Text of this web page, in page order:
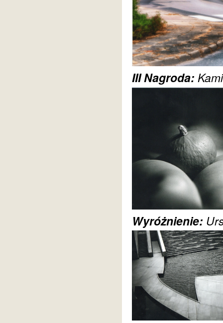
III Nagroda:
Wyróżnienie: